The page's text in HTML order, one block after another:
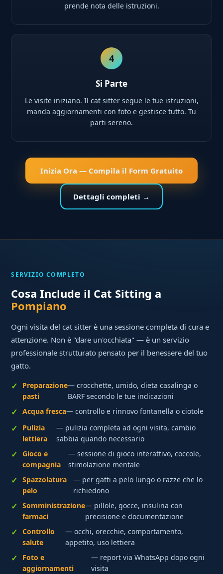
prende nota delle istruzioni.
4
Si Parte
Le visite iniziano. Il cat sitter segue le tue istruzioni,
manda aggiornamenti con foto e gestisce tutto. Tu
parti sereno.
Inizia Ora — Compila il Form Gratuito
Dettagli completi →
SERVIZIO COMPLETO
Cosa Include il Cat Sitting a
Pompiano
Ogni visita del cat sitter è una sessione completa di cura e
attenzione. Non è "dare un'occhiata" — è un servizio
professionale strutturato pensato per il benessere del tuo
gatto.
Preparazione
pasti
— crocchette, umido, dieta casalinga o
BARF secondo le tue indicazioni
Acqua fresca— controllo e rinnovo fontanella o ciotole
Pulizia
lettiera
— pulizia completa ad ogni visita, cambio
sabbia quando necessario
Gioco e
compagnia
— sessione di gioco interattivo, coccole,
stimolazione mentale
Spazzolatura
pelo
— per gatti a pelo lungo o razze che lo
richiedono
Somministrazione
farmaci
— pillole, gocce, insulina con
precisione e documentazione
Controllo
salute
— occhi, orecchie, comportamento,
appetito, uso lettiera
Foto e
aggiornamenti
— report via WhatsApp dopo ogni
visita